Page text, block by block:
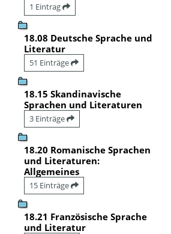
1 Eintrag
18.08 Deutsche Sprache und
Literatur
51 Einträge
18.15 Skandinavische
Sprachen und Literaturen
3 Einträge
18.20 Romanische Sprachen
und Literaturen:
Allgemeines
15 Einträge
18.21 Französische Sprache
und Literatur